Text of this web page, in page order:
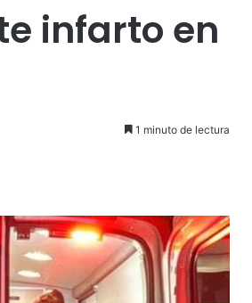
infarto en
1 minuto de lectura